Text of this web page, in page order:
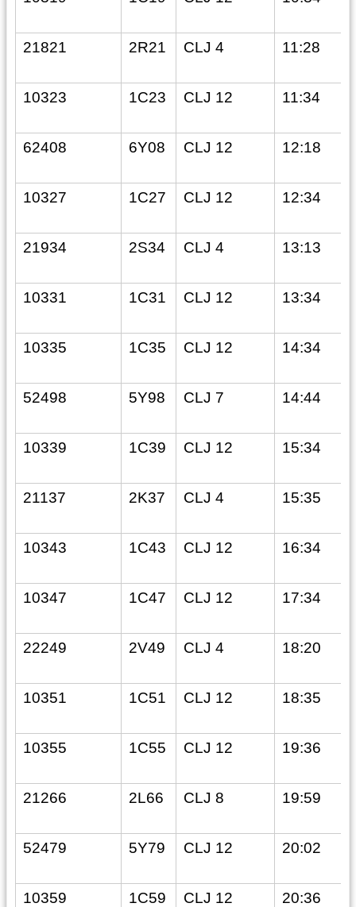
21821
2R21 CLJ 4 11:28
10323
1C23 CLJ 12 11:34
62408
6Y08 CLJ 12 12:18
10327
1C27 CLJ 12 12:34
21934
2S34 CLJ 4 13:13
10331
1C31 CLJ 12 13:34
10335
1C35 CLJ 12 14:34
52498
5Y98 CLJ 7 14:44
10339
1C39 CLJ 12 15:34
21137
2K37 CLJ 4 15:35
10343
1C43 CLJ 12 16:34
10347
1C47 CLJ 12 17:34
22249
2V49 CLJ 4 18:20
10351
1C51 CLJ 12 18:35
10355
1C55 CLJ 12 19:36
21266
2L66 CLJ 8 19:59
52479
5Y79 CLJ 12 20:02
10359
1C59 CLJ 12 20:36